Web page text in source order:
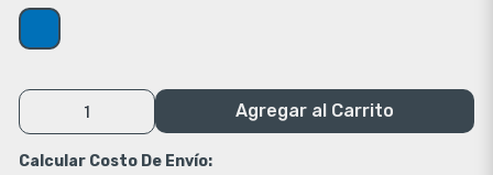
Agregar al Carrito
Calcular Costo De Envío: